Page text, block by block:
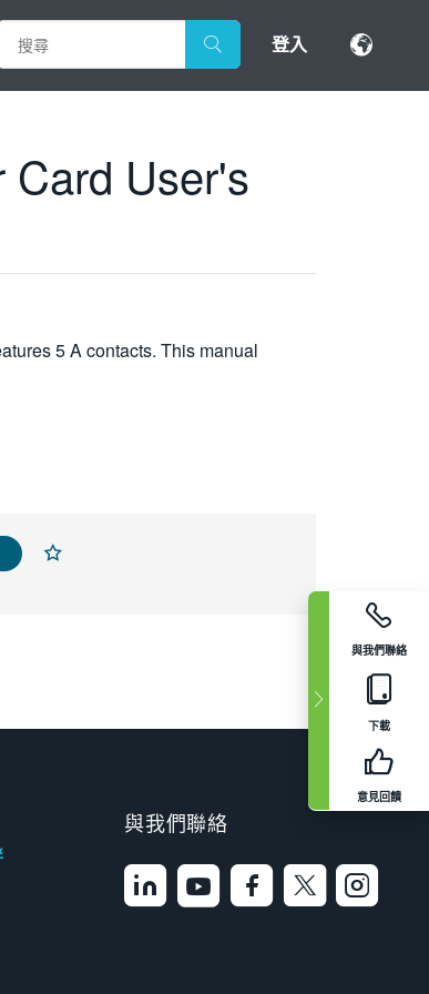
登入
與我們聯絡
下載
意見回饋
Card User's
5 A contacts. This manual
與我們聯絡